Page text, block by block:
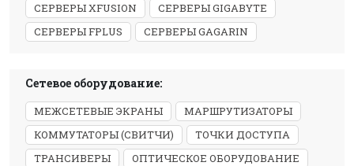
СЕРВЕРЫ XFUSION
СЕРВЕРЫ GIGABYTE
СЕРВЕРЫ FPLUS
СЕРВЕРЫ GAGARIN
Сетевое оборудование:
МЕЖСЕТЕВЫЕ ЭКРАНЫ
МАРШРУТИЗАТОРЫ
КОММУТАТОРЫ (СВИТЧИ)
ТОЧКИ ДОСТУПА
ТРАНСИВЕРЫ
ОПТИЧЕСКОЕ ОБОРУДОВАНИЕ